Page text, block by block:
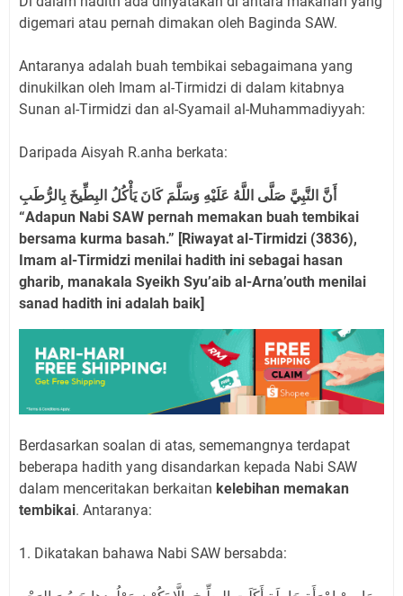
digemari atau pernah dimakan oleh Baginda SAW.
Antaranya adalah buah tembikai sebagaimana yang
dinukilkan oleh Imam al-Tirmidzi di dalam kitabnya
Sunan al-Tirmidzi dan al-Syamail al-Muhammadiyyah:
Daripada Aisyah R.anha berkata:
أَنَّ النَّبِيَّ صَلَّى اللَّهُ عَلَيْهِ وَسَلَّمَ كَانَ يَأْكُلُ البِطِّيخَ بِالرُّطَبِ
“Adapun Nabi SAW pernah memakan buah tembikai
bersama kurma basah.” [Riwayat al-Tirmidzi (3836),
Imam al-Tirmidzi menilai hadith ini sebagai hasan
gharib, manakala Syeikh Syu’aib al-Arna’outh menilai
sanad hadith ini adalah baik]
Berdasarkan soalan di atas, sememangnya terdapat
beberapa hadith yang disandarkan kepada Nabi SAW
dalam menceritakan berkaitan kelebihan memakan
tembikai. Antaranya:
1. Dikatakan bahawa Nabi SAW bersabda: